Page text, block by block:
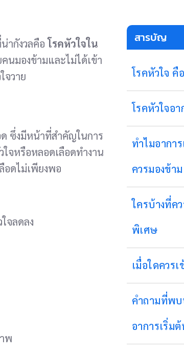
ากังวลคือโรคหัวใจใน
นมองข้ามและไม่ได้เข้า
จวาย
ซึ่งมีหน้าที่สำคัญในการ
ใจหรือหลอดเลือดทำงาน
อดไม่เพียงพอ
จลดลง
พ
สารบัญ
โรคหัวใจ คื
โรคหัวใจอ
ทำไมอากา
ควรมองข้าม
ใครบ้างที่ค
พิเศษ
เมื่อใดควร
คำถามที่พบ
อาการเริ่ม